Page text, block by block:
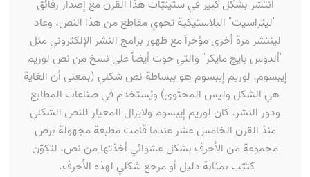
انتشر بشكل كبير في ستينيّات هذا القرن مع إصدار رقائق
"ليتراسيت" البلاستيكية تحوي مقاطع من هذا النص، وعاد
لينتشر مرة أخرى مؤخراَ مع ظهور برامج النشر الإلكتروني مثل
"ألدوس بايج مايكر" والتي حوت أيضاً على نسخ من نص لوريم
إيبسوم. لوريم إيبسوم هو ببساطة نص شكلي (بمعنى أن الغاية
هي الشكل وليس المحتوى) ويُستخدم في صناعات المطابع
ودور النشر. كان لوريم إيبسوم ولايزال المعيار للنص الشكلي
منذ القرن الخامس عشر عندما قامت مطبعة مجهولة برص
مجموعة من الأحرف بشكل عشوائي أخذتها من نص، لتكوّن
كتيّب بمثابة دليل أو مرجع شكلي لهذه الأحرف.